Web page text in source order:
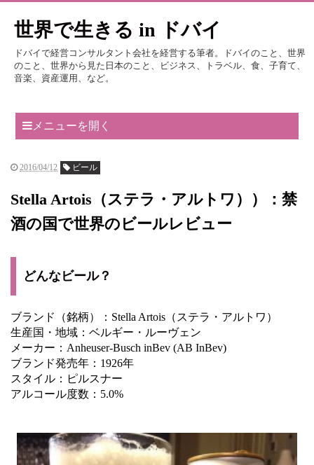
世界で生きる in ドバイ
ドバイで経営コンサルタント会社を経営する筆者。ドバイのこと、世界
のこと、世界から見た日本のこと、ビジネス、トラベル、食、子育て、
音楽、資産運用、など。
メニューを開く
2016/04/12 ビール
Stella Artois（ステラ・アルトワ））：禁
酒の国で世界のビールレビュー
どんなビール？
ブランド（銘柄）：Stella Artois（ステラ・アルトワ）
生産国・地域：ベルギー・ルーヴェン
メーカー：Anheuser-Busch inBev (AB InBev)
ブランド発売年：1926年
スタイル：ピルスナー
アルコール度数：5.0%